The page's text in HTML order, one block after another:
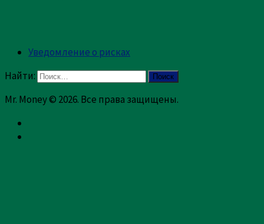
Уведомление о рисках
Найти:
Mr. Money © 2026. Все права защищены.